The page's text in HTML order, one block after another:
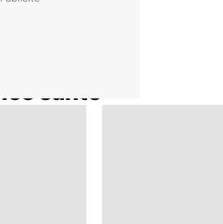
santé